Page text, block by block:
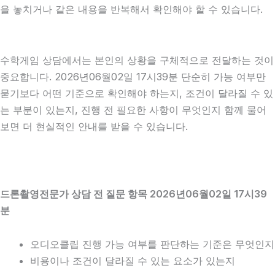
을 놓치거나 같은 내용을 반복해서 확인해야 할 수 있습니다.
수학게임 상담에서는 본인의 상황을 구체적으로 전달하는 것이
중요합니다. 2026년06월02일 17시39분 단순히 가능 여부만
묻기보다 어떤 기준으로 확인해야 하는지, 조건이 달라질 수 있
는 부분이 있는지, 진행 전 필요한 사항이 무엇인지 함께 물어
보면 더 현실적인 안내를 받을 수 있습니다.
드론촬영전문가 상담 전 질문 항목 2026년06월02일 17시39
분
오디오클립 진행 가능 여부를 판단하는 기준은 무엇인지
비용이나 조건이 달라질 수 있는 요소가 있는지